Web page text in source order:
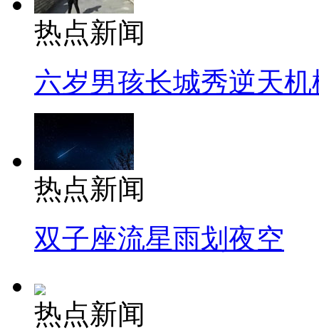
热点新闻
六岁男孩长城秀逆天机
热点新闻
双子座流星雨划夜空
热点新闻